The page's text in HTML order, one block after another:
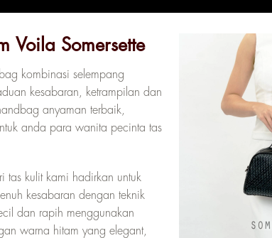
Voila Somersette
kombinasi selempang
kesabaran, ketrampilan dan
anyaman terbaik,
anda para wanita pecinta tas
tas kulit kami hadirkan untuk
kesabaran dengan teknik
dan rapih menggunakan
warna hitam yang elegant,